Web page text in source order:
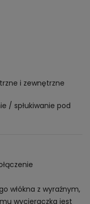
i zewnętrzne
/ spłukiwanie pod
włókna z wyraźnym,
wycieraczka jest